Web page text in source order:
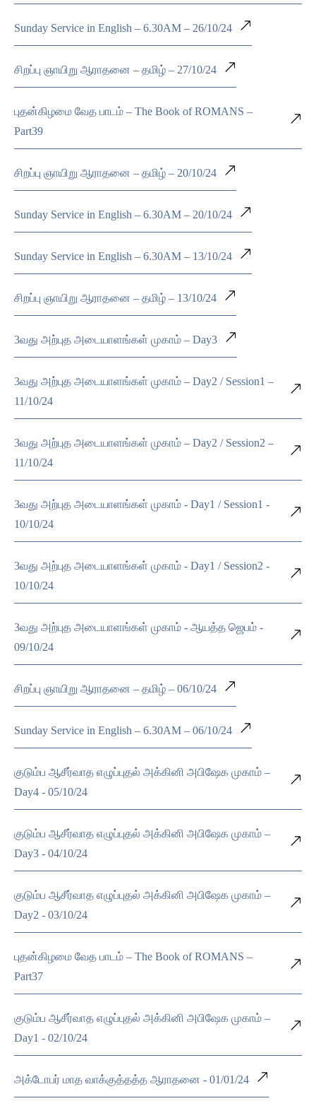
Sunday Service in English – 6.30AM – 26/10/24
சிறப்பு ஞாயிறு ஆராதனை – தமிழ் – 27/10/24
புதன்கிழமை வேத பாடம் – The Book of ROMANS –
Part39
சிறப்பு ஞாயிறு ஆராதனை – தமிழ் – 20/10/24
Sunday Service in English – 6.30AM – 20/10/24
Sunday Service in English – 6.30AM – 13/10/24
சிறப்பு ஞாயிறு ஆராதனை – தமிழ் – 13/10/24
3வது அற்புத அடையாளங்கள் முகாம் – Day3
3வது அற்புத அடையாளங்கள் முகாம் – Day2 / Session1 –
11/10/24
3வது அற்புத அடையாளங்கள் முகாம் – Day2 / Session2 –
11/10/24
3வது அற்புத அடையாளங்கள் முகாம் - Day1 / Session1 -
10/10/24
3வது அற்புத அடையாளங்கள் முகாம் - Day1 / Session2 -
10/10/24
3வது அற்புத அடையாளங்கள் முகாம் - ஆயத்த ஜெபம் -
09/10/24
சிறப்பு ஞாயிறு ஆராதனை – தமிழ் – 06/10/24
Sunday Service in English – 6.30AM – 06/10/24
குடும்ப ஆசீர்வாத எழுப்புதல் அக்கினி அபிஷேக முகாம் –
Day4 - 05/10/24
குடும்ப ஆசீர்வாத எழுப்புதல் அக்கினி அபிஷேக முகாம் –
Day3 - 04/10/24
குடும்ப ஆசீர்வாத எழுப்புதல் அக்கினி அபிஷேக முகாம் –
Day2 - 03/10/24
புதன்கிழமை வேத பாடம் – The Book of ROMANS –
Part37
குடும்ப ஆசீர்வாத எழுப்புதல் அக்கினி அபிஷேக முகாம் –
Day1 - 02/10/24
அக்டோபர் மாத வாக்குத்தத்த ஆராதனை - 01/01/24